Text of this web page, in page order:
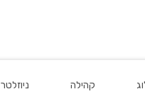
קהילה ניוזלטר קהילה ניוזלטר